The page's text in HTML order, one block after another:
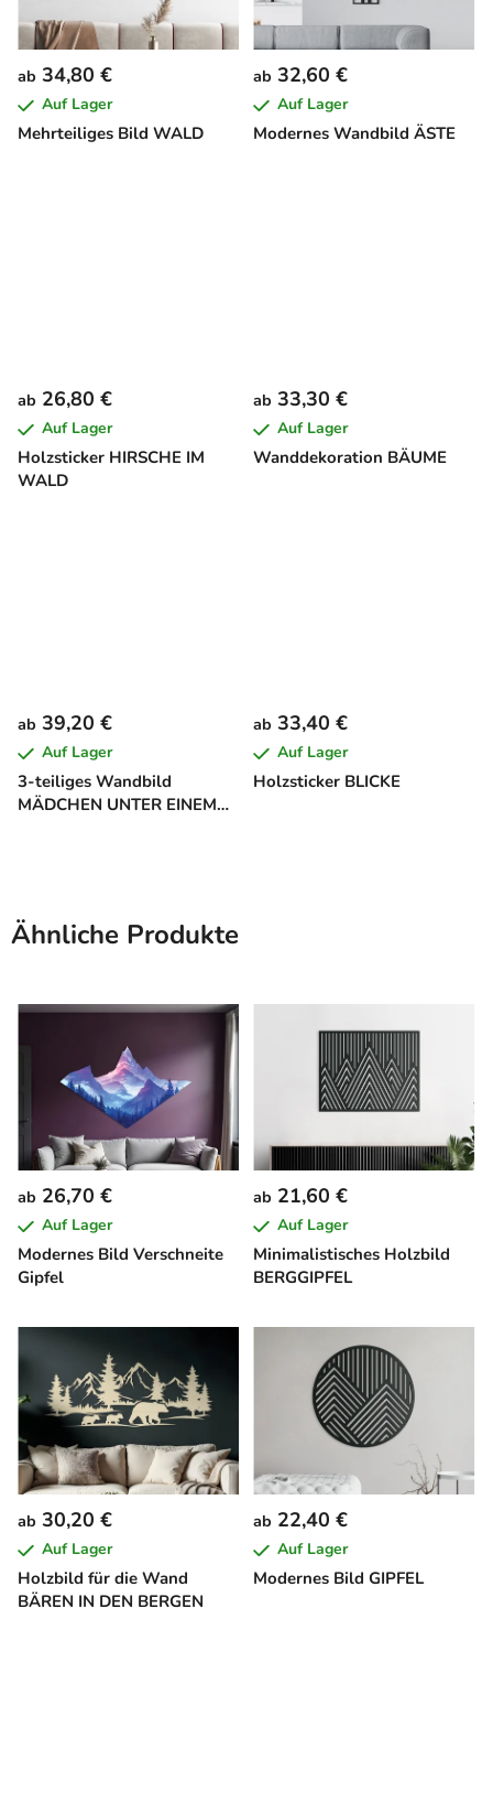
Mehrteiliges Bild WALD
ab 34,80 €
Auf Lager
Modernes Wandbild ÄSTE
ab 32,60 €
Auf Lager
Holzsticker HIRSCHE IM
WALD
ab 26,80 €
Auf Lager
Wanddekoration BÄUME
ab 33,30 €
Auf Lager
3-teiliges Wandbild
MÄDCHEN UNTER EINEM
ab 39,20 €
Auf Lager
Holzsticker BLICKE
ab 33,40 €
Auf Lager
Ähnliche Produkte
Modernes Bild Verschneite
Gipfel
ab 26,70 €
Auf Lager
Minimalistisches Holzbild
BERGGIPFEL
ab 21,60 €
Auf Lager
Holzbild für die Wand
BÄREN IN DEN BERGEN
ab 30,20 €
Auf Lager
Modernes Bild GIPFEL
ab 22,40 €
Auf Lager